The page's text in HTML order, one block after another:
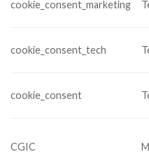
cookie_consent_marketing
cookie_consent_tech
cookie_consent
CGIC